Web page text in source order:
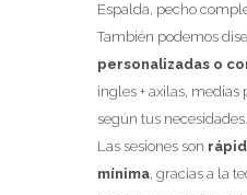
Espalda, pecho
También podemos
personalizadas o
ingles + axilas, medias
según tus necesidades.
Las sesiones son
mínima, gracias a la